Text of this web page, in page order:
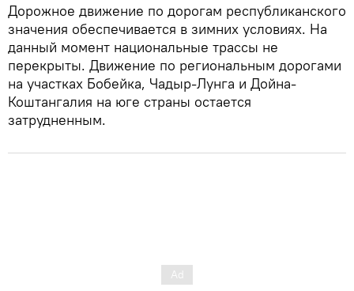
Дорожное движение по дорогам республиканского
значения обеспечивается в зимних условиях. На
данный момент национальные трассы не
перекрыты. Движение по региональным дорогами
на участках Бобейка, Чадыр-Лунга и Дойна-
Коштангалия на юге страны остается
затрудненным.